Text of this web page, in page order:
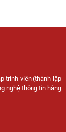
trình viên (thành lập
nghệ thông tin hàng